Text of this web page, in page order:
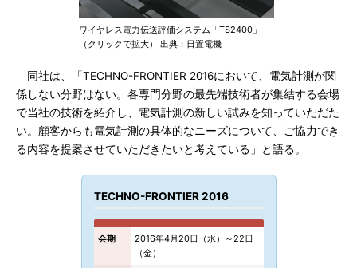
ワイヤレス電力伝送評価システム「TS2400」
（クリックで拡大） 出典：日置電機
同社は、「TECHNO-FRONTIER 2016において、電気計測が関
係しない分野はない。各専門分野の最先端技術者が集結する会場
で当社の技術を紹介し、電気計測の新しい試みを知っていただた
い。顧客からも電気計測の具体的なニーズについて、ご協力でき
る内容を提案させていただきたいと考えている」と語る。
TECHNO-FRONTIER 2016
会期
2016年4月20日（水）～22日
（金）